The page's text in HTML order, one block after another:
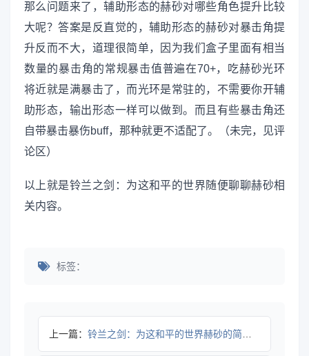
那么问题来了，辅助形态的赫砂对哪些角色提升比较
大呢？答案是反直觉的，辅助形态的赫砂对暴击角提
升反而不大，道理很简单，因为我们盒子里面有相当
数量的暴击角的常规暴击值普遍在70+，吃赫砂光环
将近就是满暴击了，而光环是常驻的，不需要你开辅
助形态，输出形态一样可以做到。而且有些暴击角还
自带暴击暴伤buff，那种就更不适配了。（未完，见评
论区）
以上就是铃兰之剑：为这和平的世界随便聊聊赫砂相
关内容。
标签：
上一篇： 铃兰之剑：为这和平的世界赫砂的简短攻略（简单易懂无废话）